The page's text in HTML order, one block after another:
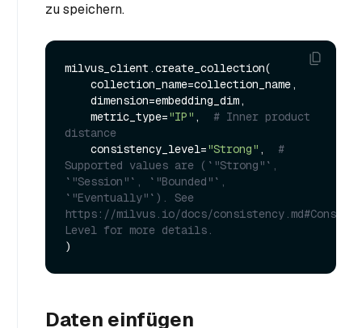
zu speichern.
milvus_client.create_collection(
    metric_type=
"IP" , # Inner product
distance
    consistency_level=
"Strong" , #
Supported values are (`"Strong"`,
`"Session"`, `"Bounded"`,
`"Eventually"`). See
https://milvus.io/docs/
Level for more details.
Daten einfügen